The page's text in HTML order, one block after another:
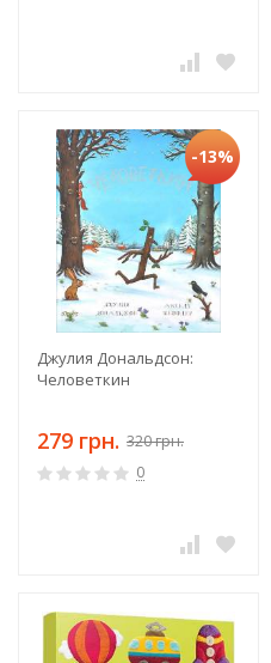
-13%
Джулия Дональдсон:
Человеткин
279 грн. 320 грн.
0